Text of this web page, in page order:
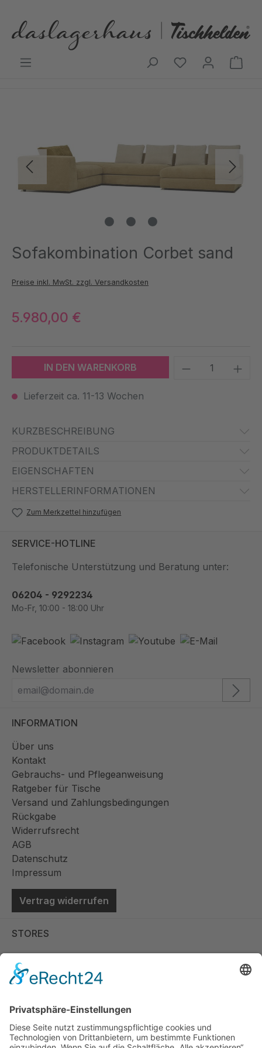
Sofakombination Corbet sand
Preise inkl. MwSt. zzgl. Versandkosten
5.980,00 €
IN DEN WARENKORB Produkt
Lieferzeit ca. 11-13 Wochen
KURZBESCHREIBUNG
PRODUKTDETAILS
EIGENSCHAFTEN
HERSTELLERINFORMATIONEN
Zum Merkzettel hinzufügen
SERVICE-HOTLINE
Telefonische Unterstützung und Beratung unter:
06204 - 9292234
Mo-Fr, 10:00 - 18:00 Uhr
Newsletter abonnieren
INFORMATION
Über uns
Kontakt
Gebrauchs- und Pflegeanweisung
Ratgeber für Tische
Versand und Zahlungsbedingungen
Rückgabe
Widerrufsrecht
AGB
Datenschutz
Impressum
Vertrag widerrufen
STORES
Store Viernheim
Store Berlin
Handelspartner Köln
SICHERE BEZAHLUNG